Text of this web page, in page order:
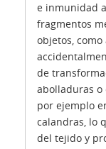
e inmunidad
fragmentos
objetos,
de
abolladuras
por ejemplo
calandras, lo
del tejido y